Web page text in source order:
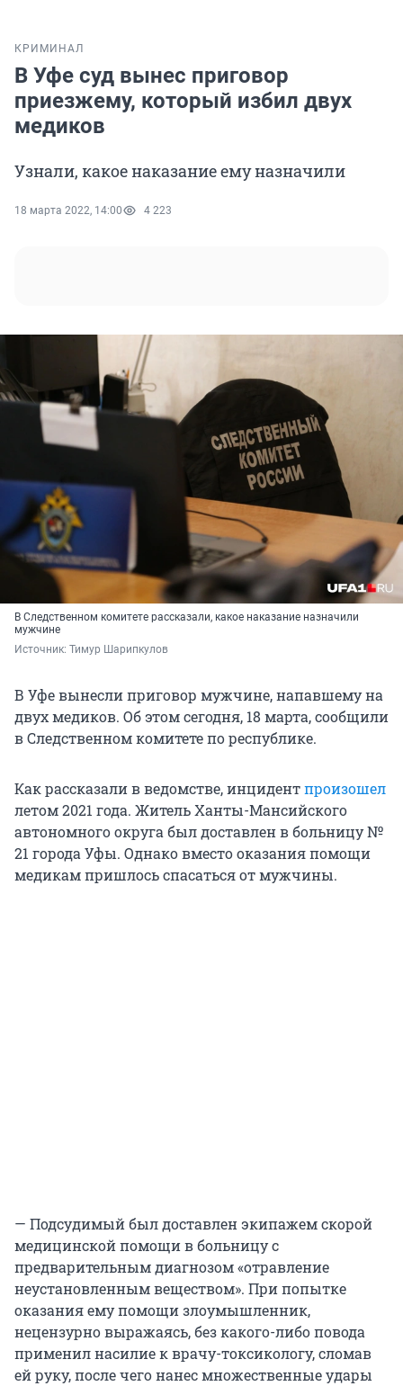
КРИМИНАЛ
В Уфе суд вынес приговор
приезжему, который избил двух
медиков
Узнали, какое наказание ему назначили
18 марта 2022, 14:00 4 223
В Следственном комитете рассказали, какое наказание назначили
мужчине
Источник: Тимур Шарипкулов
В Уфе вынесли приговор мужчине, напавшему на
двух медиков. Об этом сегодня, 18 марта, сообщили
в Следственном комитете по республике.
Как рассказали в ведомстве, инцидентпроизошел
летом 2021 года. Житель Ханты-Мансийского
автономного округа был доставлен в больницу №
21 города Уфы. Однако вместо оказания помощи
медикам пришлось спасаться от мужчины.
— Подсудимый был доставлен экипажем скорой
медицинской помощи в больницу с
предварительным диагнозом «отравление
неустановленным веществом». При попытке
оказания ему помощи злоумышленник,
нецензурно выражаясь, без какого-либо повода
применил насилие к врачу-токсикологу, сломав
ей руку, после чего нанес множественные удары